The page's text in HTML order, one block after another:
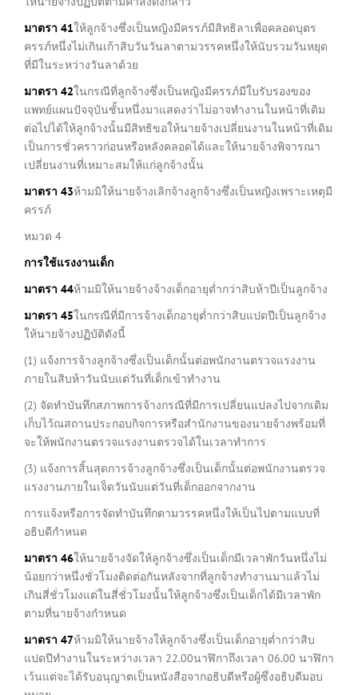
มาตรา 41ให้ลูกจ้างซึ่งเป็นหญิงมีครรภ์มีสิทธิลาเพื่อคลอดบุตร
ครรภ์หนึ่งไม่เกินเก้าสิบวันวันลาตามวรรคหนึ่งให้นับรวมวันหยุด
ที่มีในระหว่างวันลาด้วย
มาตรา 42ในกรณีที่ลูกจ้างซึ่งเป็นหญิงมีครรภ์มีใบรับรองของ
แพทย์แผนปัจจุบันชั้นหนึ่งมาแสดงว่าไม่อาจทำงานในหน้าที่เดิม
ต่อไปได้ให้ลูกจ้างนั้นมีสิทธิขอให้นายจ้างเปลี่ยนงานในหน้าที่เดิม
เป็นการชั่วคราวก่อนหรือหลังคลอดได้และให้นายจ้างพิจารณา
เปลี่ยนงานที่เหมาะสมให้แก่ลูกจ้างนั้น
มาตรา 43ห้ามมิให้นายจ้างเลิกจ้างลูกจ้างซึ่งเป็นหญิงเพราะเหตุมี
ครรภ์
หมวด 4
การใช้แรงงานเด็ก
มาตรา 44ห้ามมิให้นายจ้างจ้างเด็กอายุต่ำกว่าสิบห้าปีเป็นลูกจ้าง
มาตรา 45ในกรณีที่มีการจ้างเด็กอายุต่ำกว่าสิบแปดปีเป็นลูกจ้าง
ให้นายจ้างปฏิบัติดังนี้
(1) แจ้งการจ้างลูกจ้างซึ่งเป็นเด็กนั้นต่อพนักงานตรวจแรงงาน
ภายในสิบห้าวันนับแต่วันที่เด็กเข้าทำงาน
(2) จัดทำบันทึกสภาพการจ้างกรณีที่มีการเปลี่ยนแปลงไปจากเดิม
เก็บไว้ณสถานประกอบกิจการหรือสำนักงานของนายจ้างพร้อมที่
จะให้พนักงานตรวจแรงงานตรวจได้ในเวลาทำการ
(3) แจ้งการสิ้นสุดการจ้างลูกจ้างซึ่งเป็นเด็กนั้นต่อพนักงานตรวจ
แรงงานภายในเจ็ดวันนับแต่วันที่เด็กออกจากงาน
การแจ้งหรือการจัดทำบันทึกตามวรรคหนึ่งให้เป็นไปตามแบบที่
อธิบดีกำหนด
มาตรา 46ให้นายจ้างจัดให้ลูกจ้างซึ่งเป็นเด็กมีเวลาพักวันหนึ่งไม่
น้อยกว่าหนึ่งชั่วโมงติดต่อกันหลังจากที่ลูกจ้างทำงานมาแล้วไม่
เกินสี่ชั่วโมงแต่ในสี่ชั่วโมงนั้นให้ลูกจ้างซึ่งเป็นเด็กได้มีเวลาพัก
ตามที่นายจ้างกำหนด
มาตรา 47ห้ามมิให้นายจ้างให้ลูกจ้างซึ่งเป็นเด็กอายุต่ำกว่าสิบ
แปดปีทำงานในระหว่างเวลา 22.00นาฬิกาถึงเวลา 06.00 นาฬิกา
เว้นแต่จะได้รับอนุญาตเป็นหนังสือจากอธิบดีหรือผู้ซึ่งอธิบดีมอบ